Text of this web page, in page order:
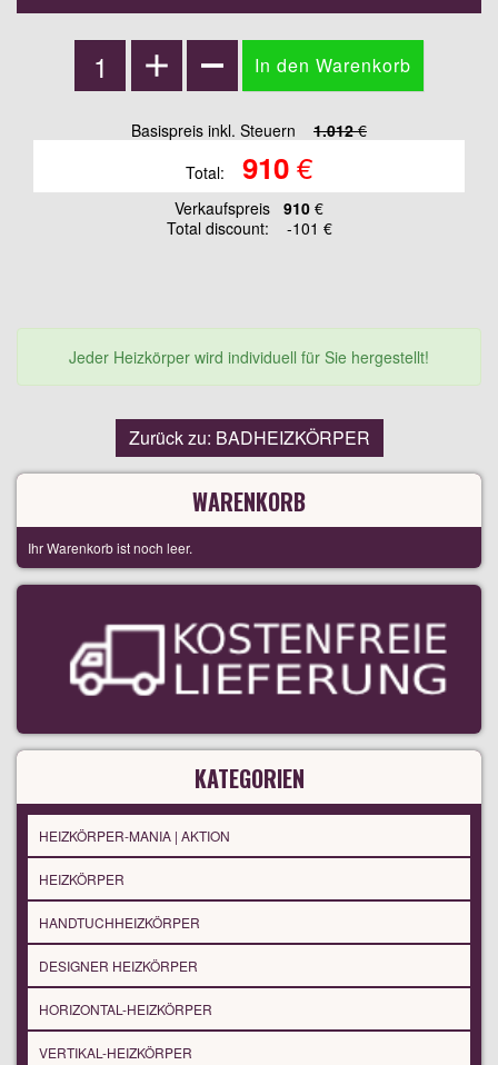
Basispreis inkl. Steuern 1.012€
Total:
910€
Verkaufspreis 910 €
Total discount:
-101 €
Jeder Heizkörper wird individuell für Sie hergestellt!
Zurück zu: BADHEIZKÖRPER
WARENKORB
Ihr Warenkorb ist noch leer.
KATEGORIEN
HEIZKÖRPER-MANIA | AKTION
HEIZKÖRPER
HANDTUCHHEIZKÖRPER
DESIGNER HEIZKÖRPER
HORIZONTAL-HEIZKÖRPER
VERTIKAL-HEIZKÖRPER